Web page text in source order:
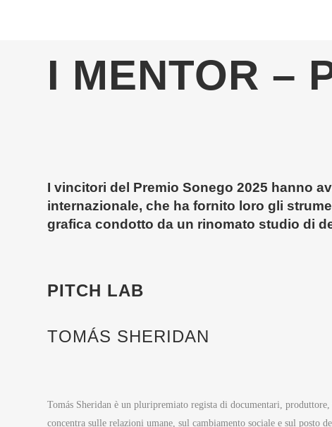
I MENTOR –
I vincitori del Premio Sonego 2025 hanno
internazionale, che ha fornito loro gli
grafica condotto da un rinomato studio di
PITCH LAB
TOMÁS SHERIDAN
Tomás Sheridan è un pluripremiato regista di documentari,
concentra sulle relazioni umane, sul cambiamento sociale e sul posto